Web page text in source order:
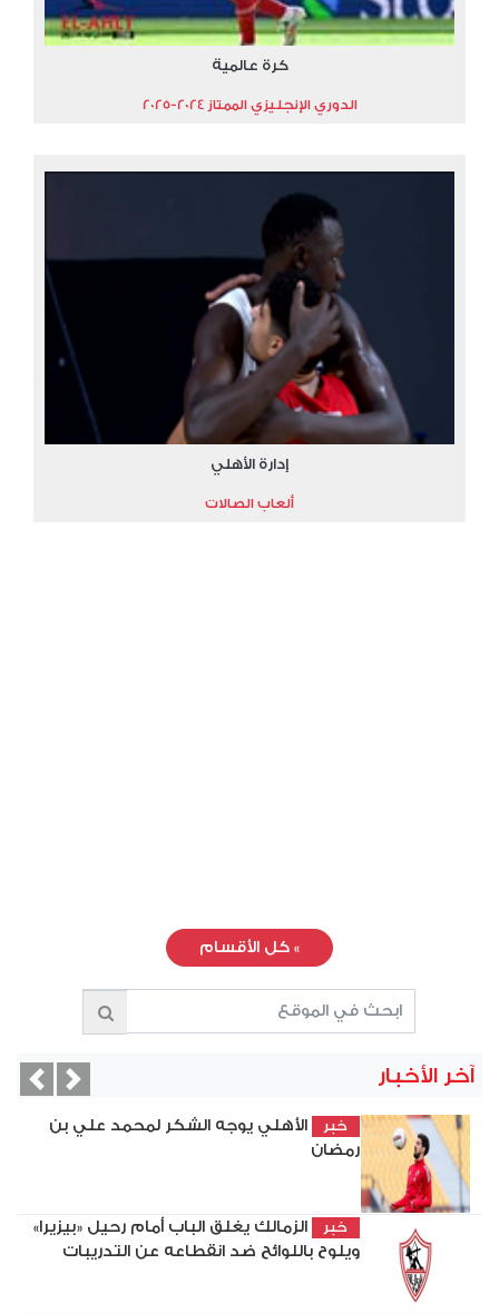
كرة عالمية
الدوري الإنجليزي الممتاز 2024-2025
إدارة الأهلي
ألعاب الصالات
» كل الأقسام
آخر الأخبار
خبر
الأهلي يوجه الشكر لمحمد علي بن
رمضان
خبر
الزمالك يغلق الباب أمام رحيل «بيزيرا»
ويلوح باللوائح ضد انقطاعه عن التدريبات
Next